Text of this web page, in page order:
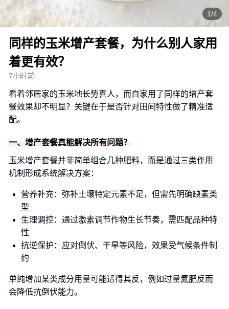
1/4
同样的玉米增产套餐，为什么别人家用
着更有效？
7小时前
看着邻居家的玉米地长势喜人，而自家用了同样的增产套
餐效果却不明显？关键在于是否针对田间特性做了精准适
配。
一、增产套餐真能解决所有问题？
玉米增产套餐并非简单组合几种肥料，而是通过三类作用
机制形成系统解决方案：
营养补充：弥补土壤特定元素不足，但需先明确缺素类
型
生理调控：通过激素调节作物生长节奏，需匹配品种特
性
抗逆保护：应对倒伏、干旱等风险，效果受气候条件制
约
单纯增加某类成分用量可能适得其反，例如过量氮肥反而
会降低抗倒伏能力。